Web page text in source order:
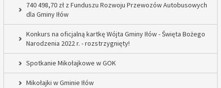
740 498,70 zł z Funduszu Rozwoju Przewozów Autobusowych
dla Gminy Iłów
Konkurs na oficjalną kartkę Wójta Gminy Iłów - Święta Bożego
Narodzenia 2022 r. - rozstrzygnięty!
Spotkanie Mikołajkowe w GOK
Mikołajki w Gminie Iłów